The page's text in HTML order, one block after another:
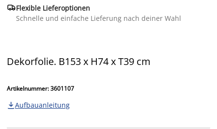
Flexible Lieferoptionen
Schnelle und einfache Lieferung nach deiner Wahl
Dekorfolie. B153 x H74 x T39 cm
Artikelnummer: 3601107
 Aufbauanleitung